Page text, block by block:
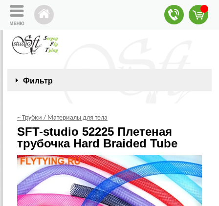
Фильтр
~ Трубки / Материалы для тела
SFT-studio 52225 Плетеная
трубочка Hard Braided Tube